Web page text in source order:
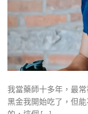
我當藥師十多年，最
黑金我開始吃了，但